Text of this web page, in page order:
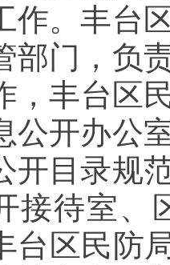
作。丰台
部门，负
，丰台区
公开办公
开目录规
接待室、
台区民防